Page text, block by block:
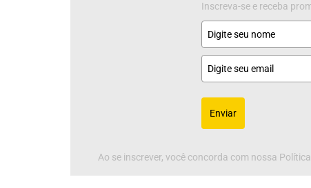
Inscreva-se e receba
Enviar
Ao se inscrever, você concorda com nossa